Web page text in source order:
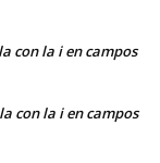
con la i en campos
con la i en campos